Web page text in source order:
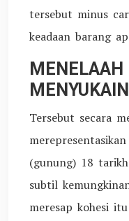
tersebut minus
keadaan barang
MENELAAH
Tersebut secara
(gunung) 18
subtil
meresap kohesi